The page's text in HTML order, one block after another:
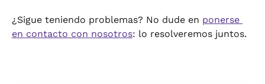
¿Sigue teniendo problemas? No dude en ponerse
en contacto con nosotros: lo resolveremos juntos.